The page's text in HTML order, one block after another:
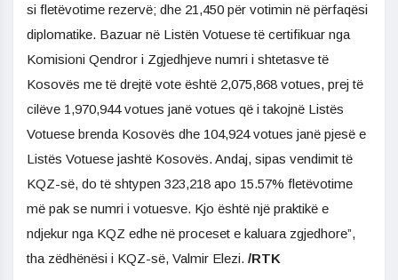
si fletëvotime rezervë; dhe 21,450 për votimin në përfaqësi
diplomatike. Bazuar në Listën Votuese të certifikuar nga
Komisioni Qendror i Zgjedhjeve numri i shtetasve të
Kosovës me të drejtë vote është 2,075,868 votues, prej të
cilëve 1,970,944 votues janë votues që i takojnë Listës
Votuese brenda Kosovës dhe 104,924 votues janë pjesë e
Listës Votuese jashtë Kosovës. Andaj, sipas vendimit të
KQZ-së, do të shtypen 323,218 apo 15.57% fletëvotime
më pak se numri i votuesve. Kjo është një praktikë e
ndjekur nga KQZ edhe në proceset e kaluara zgjedhore”,
tha zëdhënësi i KQZ-së, Valmir Elezi. /RTK